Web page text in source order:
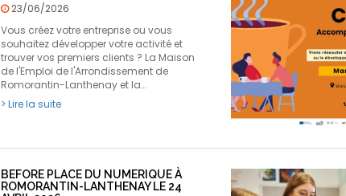
23/06/2026
Vous créez votre entreprise ou vous
souhaitez développer votre activité et
trouver vos premiers clients ? La Maison
de l'Emploi de l'Arrondissement de
Romorantin-Lanthenay et la…
> Lire la suite
BEFORE PLACE DU NUMERIQUE À
ROMORANTIN-LANTHENAY LE 24